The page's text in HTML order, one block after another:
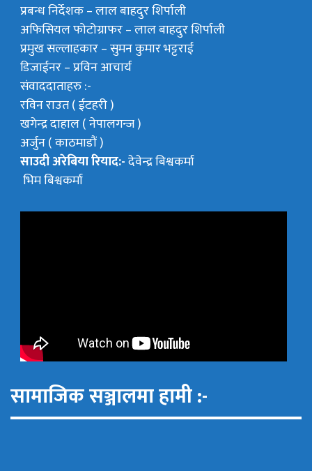
प्रबन्ध निर्देशक –लाल बाहदुर शिर्पाली
अफिसियल फोटोग्राफर –लाल बाहदुर शिर्पाली
प्रमुख सल्लाहकार –सुमन कुमार भट्टराई
डिजाईनर – प्रविन आचार्य
संवाददाताहरु :-
रविन राउत ( ईटहरी )
खगेन्द्र दाहाल ( नेपालगन्ज )
अर्जुन ( काठमाडौं )
साउदी अरेबिया रियाद:-देवेन्द्र बिश्वकर्मा
भिम बिश्वकर्मा
सामाजिक सञ्जालमा हामी :-